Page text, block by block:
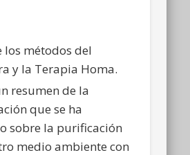
los métodos del
y la Terapia Homa.
resumen de la
que se ha
sobre la purificación
medio ambiente con